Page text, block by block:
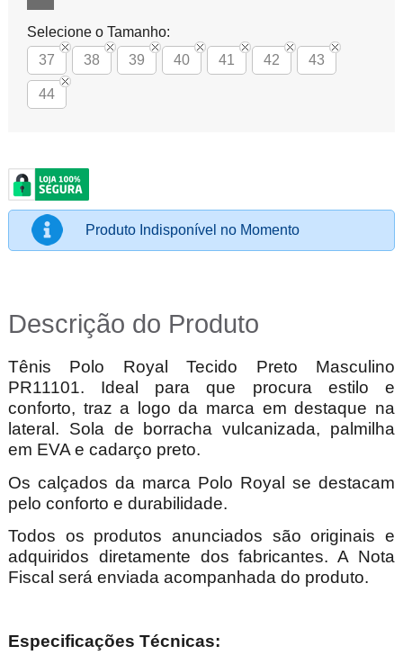
Selecione o Tamanho:
37
38 39 40 41 42 43
44
Produto Indisponível no Momento
Descrição do Produto
Tênis Polo Royal Tecido Preto Masculino
PR11101. Ideal para que procura estilo e
conforto, traz a logo da marca em destaque na
lateral. Sola de borracha vulcanizada, palmilha
em EVA e cadarço preto.
Os calçados da marca Polo Royal se destacam
pelo conforto e durabilidade.
Todos os produtos anunciados são originais e
adquiridos diretamente dos fabricantes. A Nota
Fiscal será enviada acompanhada do produto.
Especificações Técnicas: